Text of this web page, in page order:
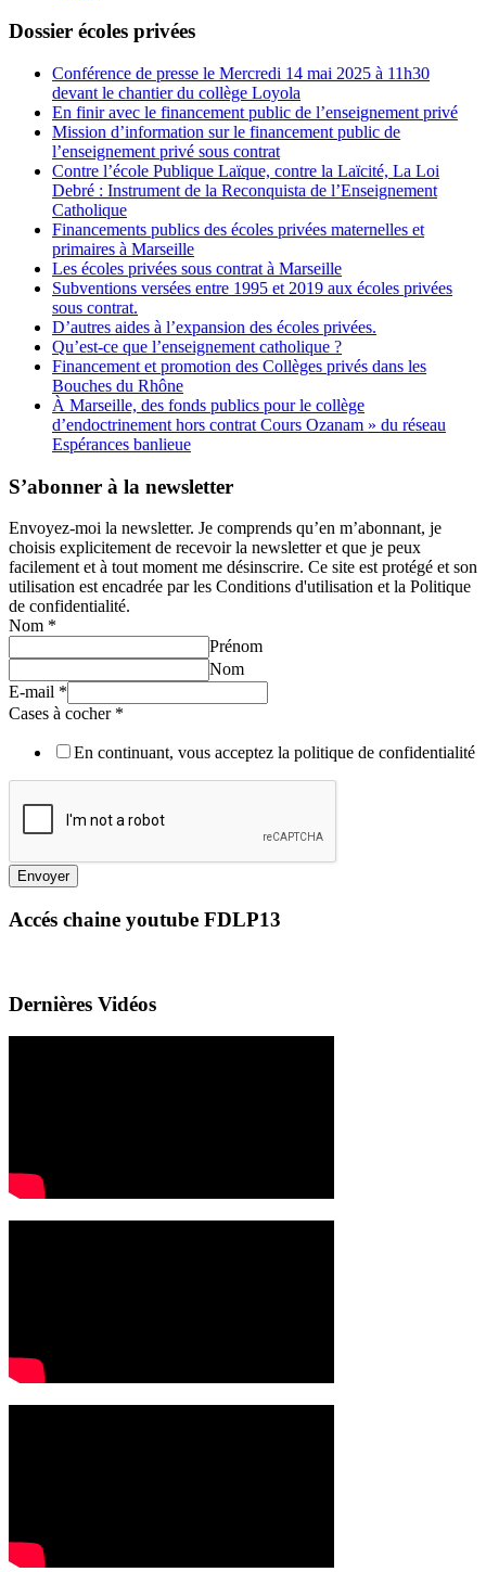
Dossier écoles privées
Conférence de presse le Mercredi 14 mai 2025 à 11h30
devant le chantier du collège Loyola
En finir avec le financement public de l’enseignement privé
Mission d’information sur le financement public de
l’enseignement privé sous contrat
Contre l’école Publique Laïque, contre la Laïcité, La Loi
Debré : Instrument de la Reconquista de l’Enseignement
Catholique
Financements publics des écoles privées maternelles et
primaires à Marseille
Les écoles privées sous contrat à Marseille
Subventions versées entre 1995 et 2019 aux écoles privées
sous contrat.
D’autres aides à l’expansion des écoles privées.
Qu’est-ce que l’enseignement catholique ?
Financement et promotion des Collèges privés dans les
Bouches du Rhône
À Marseille, des fonds publics pour le collège
d’endoctrinement hors contrat Cours Ozanam » du réseau
Espérances banlieue
S’abonner à la newsletter
Envoyez-moi la newsletter. Je comprends qu’en m’abonnant, je
choisis explicitement de recevoir la newsletter et que je peux
facilement et à tout moment me désinscrire. Ce site est protégé et son
utilisation est encadrée par les Conditions d'utilisation et la Politique
de confidentialité.
Nom *
Prénom
Nom
E-mail *
Cases à cocher *
En continuant, vous acceptez la politique de confidentialité
Envoyer
Accés chaine youtube FDLP13
Dernières Vidéos